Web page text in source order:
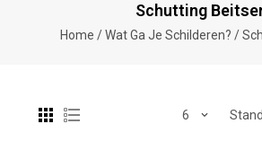
Schutting
Home /Wat Ga Je Schilderen? /